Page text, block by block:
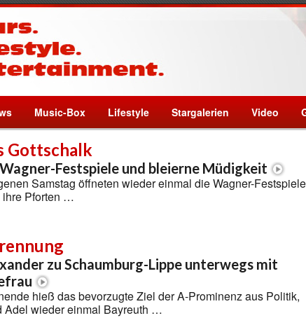
Music-Box Lifestyle Stargalerien Video
Gottschalk
Festspiele und bleierne Müdigkeit
Samstag öffneten wieder einmal die Wagner-Festspiele
ihre Pforten …
zu Schaumburg-Lippe unterwegs mit
hieß das bevorzugte Ziel der A-Prominenz aus Politik,
Adel wieder einmal Bayreuth …